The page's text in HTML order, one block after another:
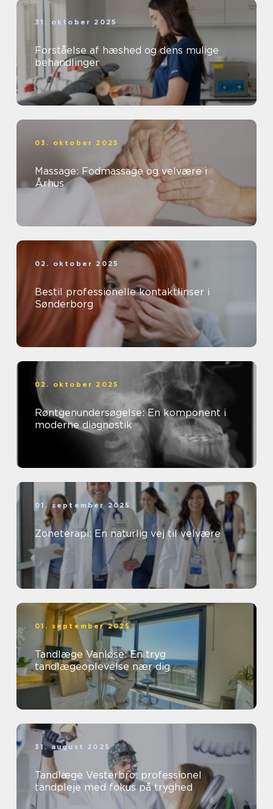
31. oktober 2025
Forståelse af hæshed og dens mulige
behandlinger
03. oktober 2025
Massage: Fodmassage og velvære i
Århus
02. oktober 2025
Bestil professionelle kontaktlinser i
Sønderborg
02. oktober 2025
Røntgenundersøgelse: En komponent i
moderne diagnostik
01. september 2025
Zoneterapi: En naturlig vej til velvære
01. september 2025
Tandlæge Vanløse: En tryg
tandlægeoplevelse nær dig
31. august 2025
Tandlæge Vesterbro: professionel
tandpleje med fokus på tryghed